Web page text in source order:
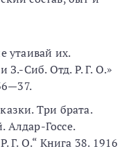
утаивай их.
З.-Сиб. Отд. Р. Г. О.»
Три брата.
Алдар-Госсе.
Г. О.“ Книга 38. 1916